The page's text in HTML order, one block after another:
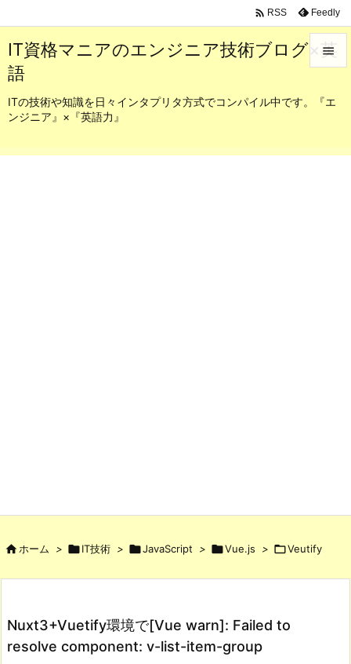
IT資格マニアのエンジニア技術ブログ×英
語
ITの技術や知識を日々インタプリタ方式でコンパイル中です。『エ
ンジニア』×『英語力』

メニュ
 RSS Feedly
ホーム > IT技術 > JavaScript > Vue.js > Veutify
Nuxt3+Vuetify環境で[Vue warn]: Failed to
resolve component: v-list-item-group